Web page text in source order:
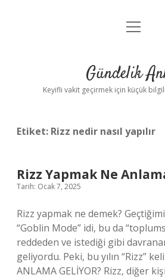
Anasayfa
Yasal Uyarı
menüyü
Gündelik
Keyifli vakit geçirmek için küçük
Etiket: Rizz nedir nasıl yapılır
Rizz Yapmak Ne
Tarih: Ocak 7, 2025
Rizz yapmak ne demek?
“Goblin Mode” idi, bu da
reddeden ve istediği gibi
geliyordu. Peki, bu yılın “Rizz”
ANLAMA GELİYOR? Rizz, diğer